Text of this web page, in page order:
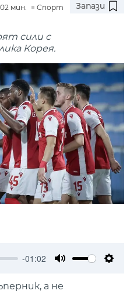
мин. Спорт Запази
сили с
Корея.
-01:02
а не